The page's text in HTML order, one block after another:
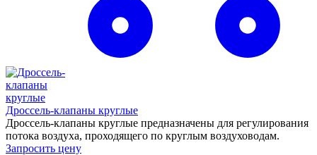
Дроссель-клапаны круглые
Дроссель-клапаны круглые предназначены для регулирования
потока воздуха, проходящего по круглым воздуховодам.
Запросить цену